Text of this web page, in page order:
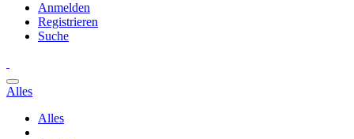
Anmelden
Registrieren
Suche
Alles
Alles